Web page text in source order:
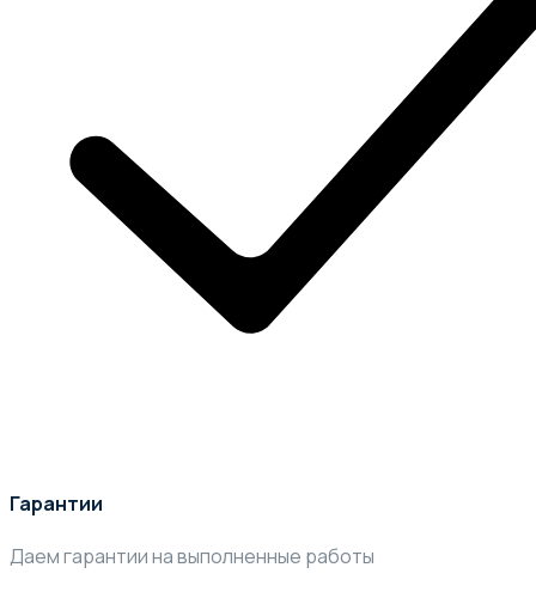
Гарантии
Даем гарантии на выполненные работы